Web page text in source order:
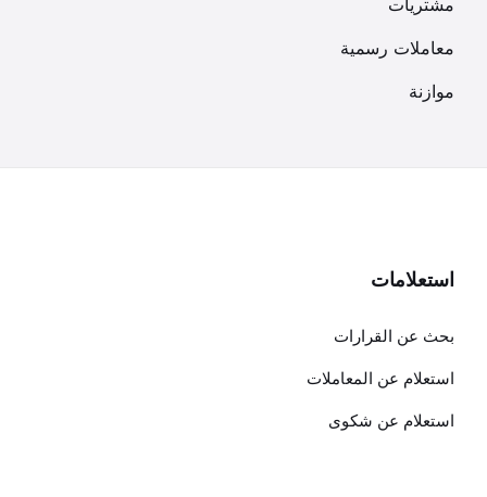
مشتريات
معاملات رسمية
موازنة
استعلامات
بحث عن القرارات
استعلام عن المعاملات
استعلام عن شكوى